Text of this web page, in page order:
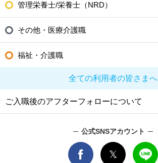
管理栄養士/栄養士（NRD）
その他・医療介護職
福祉・介護職
全ての利用者の皆さまへ
ご入職後のアフターフォローについて
公式SNSアカウント